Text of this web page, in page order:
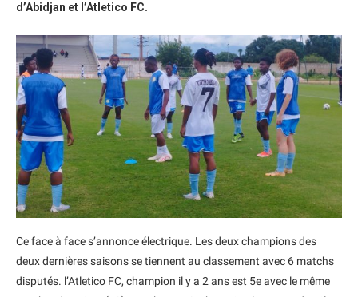
d’Abidjan et l’Atletico FC.
Ce face à face s’annonce électrique. Les deux champions des
deux dernières saisons se tiennent au classement avec 6 matchs
disputés. l’Atletico FC, champion il y a 2 ans est 5e avec le même